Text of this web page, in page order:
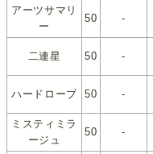
アーツサマリ
ー
50 -
二連星 50 -
ハードローブ 50 -
ミスティミラ
ージュ
50 -